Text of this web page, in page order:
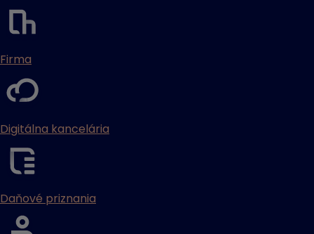
Firma
Digitálna kancelária
Daňové priznania